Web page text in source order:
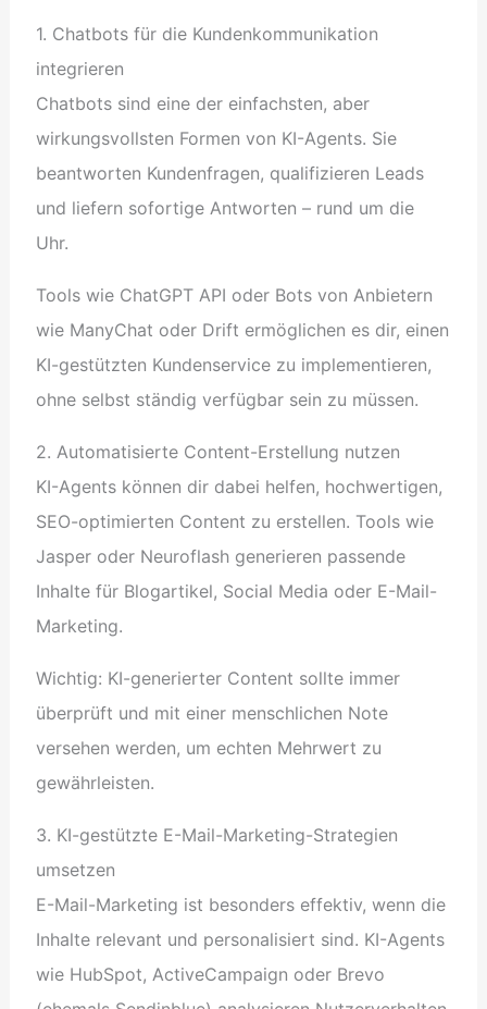
1. Chatbots für die Kundenkommunikation
integrieren
Chatbots sind eine der einfachsten, aber
wirkungsvollsten Formen von KI-Agents. Sie
beantworten Kundenfragen, qualifizieren Leads
und liefern sofortige Antworten – rund um die
Uhr.
Tools wie ChatGPT API oder Bots von Anbietern
wie ManyChat oder Drift ermöglichen es dir, einen
KI-gestützten Kundenservice zu implementieren,
ohne selbst ständig verfügbar sein zu müssen.
2. Automatisierte Content-Erstellung nutzen
KI-Agents können dir dabei helfen, hochwertigen,
SEO-optimierten Content zu erstellen. Tools wie
Jasper oder Neuroflash generieren passende
Inhalte für Blogartikel, Social Media oder E-Mail-
Marketing.
Wichtig: KI-generierter Content sollte immer
überprüft und mit einer menschlichen Note
versehen werden, um echten Mehrwert zu
gewährleisten.
3. KI-gestützte E-Mail-Marketing-Strategien
umsetzen
E-Mail-Marketing ist besonders effektiv, wenn die
Inhalte relevant und personalisiert sind. KI-Agents
wie HubSpot, ActiveCampaign oder Brevo